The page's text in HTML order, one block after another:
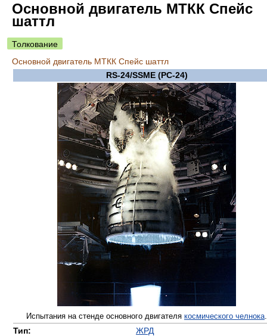
Основной двигатель МТКК Спейс
шаттл
Толкование
Основной двигатель МТКК Спейс шаттл
RS-24/SSME (РС-24)
Испытания на стенде основного двигателя космического челнока.
Тип:
ЖРД